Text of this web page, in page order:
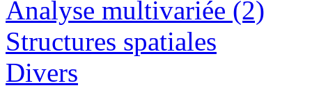
Analyse multivariée (2)
Structures spatiales
Divers